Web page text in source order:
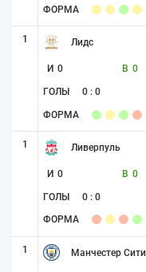
ФОРМА
1 Лидс
И 0 В 0
ГОЛЫ 0 : 0
ФОРМА
1 Ливерпуль
И 0 В 0
ГОЛЫ 0 : 0
ФОРМА
1 Манчестер Сити